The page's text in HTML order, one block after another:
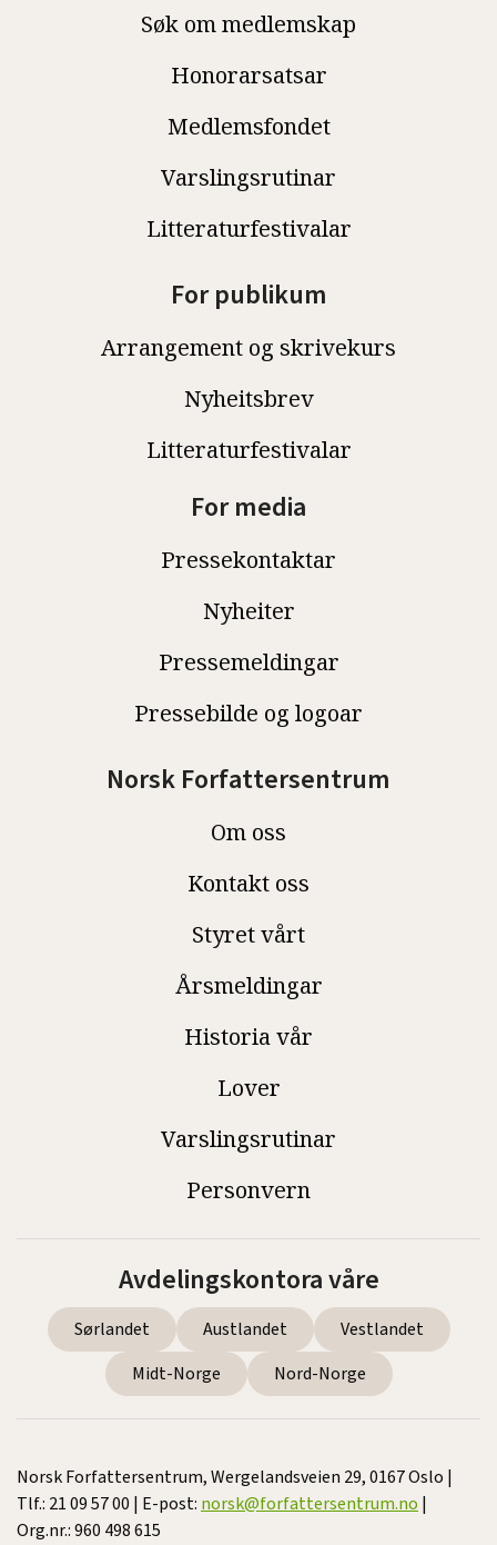
Søk om medlemskap
Honorarsatsar
Medlemsfondet
Varslingsrutinar
Litteraturfestivalar
For publikum
Arrangement og skrivekurs
Nyheitsbrev
Litteraturfestivalar
For media
Pressekontaktar
Nyheiter
Pressemeldingar
Pressebilde og logoar
Norsk Forfattersentrum
Om oss
Kontakt oss
Styret vårt
Årsmeldingar
Historia vår
Lover
Varslingsrutinar
Personvern
Avdelingskontora våre
Sørlandet Austlandet
Vestlandet
Midt-Norge
Nord-Norge
Norsk Forfattersentrum, Wergelandsveien 29, 0167 Oslo |
Tlf.: 21 09 57 00 | E-post: norsk@forfattersentrum.no |
Org.nr.: 960 498 615